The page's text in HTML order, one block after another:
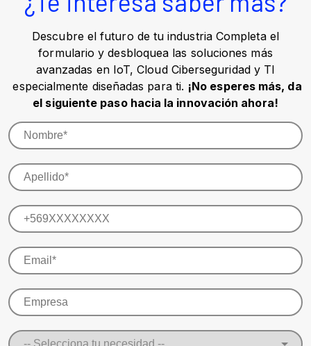
Descubre el futuro de tu industria Completa el
formulario y desbloquea las soluciones más
avanzadas en IoT, Cloud Ciberseguridad y TI
especialmente diseñadas para ti. ¡No esperes más, da
el siguiente paso hacia la innovación ahora!